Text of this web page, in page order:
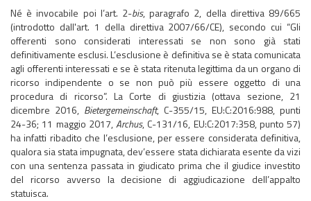
Né è invocabile poi l’art. 2-bis, paragrafo 2, della direttiva 89/665
(introdotto dall'art. 1 della direttiva 2007/66/CE), secondo cui “Gli
offerenti sono considerati interessati se non sono già stati
definitivamente esclusi. L’esclusione è definitiva se è stata comunicata
agli offerenti interessati e se è stata ritenuta legittima da un organo di
ricorso indipendente o se non può più essere oggetto di una
procedura di ricorso”. La Corte di giustizia (ottava sezione, 21
dicembre 2016, Bietergemeinschaft, C-355/15, EU:C:2016:988, punti
24-36; 11 maggio 2017,Archus, C-131/16, EU:C:2017:358, punto 57)
ha infatti ribadito che l’esclusione, per essere considerata definitiva,
qualora sia stata impugnata, dev’essere stata dichiarata esente da vizi
con una sentenza passata in giudicato prima che il giudice investito
del ricorso avverso la decisione di aggiudicazione dell’appalto
statuisca.